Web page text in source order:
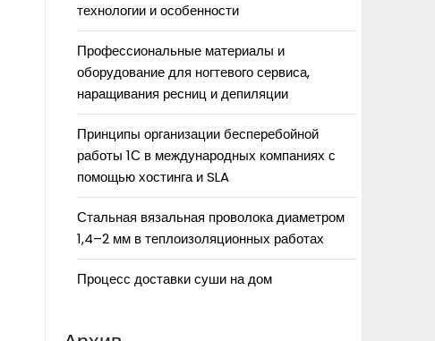
технологии и особенности
Профессиональные материалы и
оборудование для ногтевого сервиса,
наращивания ресниц и депиляции
Принципы организации бесперебойной
работы 1С в международных компаниях с
помощью хостинга и SLA
Стальная вязальная проволока диаметром
1,4–2 мм в теплоизоляционных работах
Процесс доставки суши на дом